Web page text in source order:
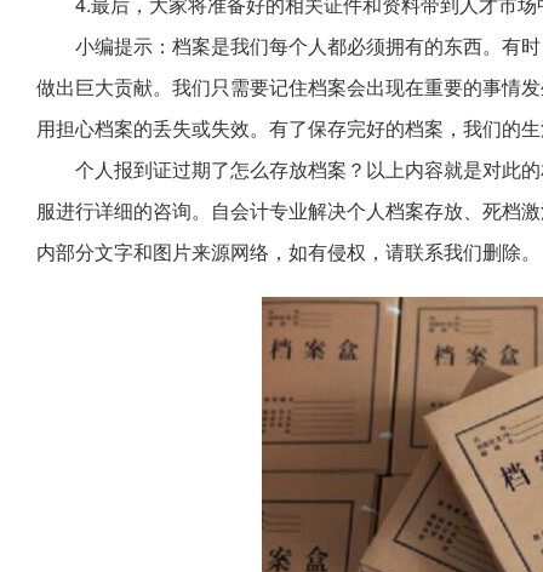
小编提示：档案是我们每个人都必须拥有的东西。有
做出巨大贡献。我们只需要记住档案会出现在重要的事情
用担心档案的丢失或失效。有了保存完好的档案，我们的
个人报到证过期了怎么存放档案？以上内容就是对此
服进行详细的咨询。自会计专业解决个人档案存放、死档
内部分文字和图片来源网络，如有侵权，请联系我们删除。